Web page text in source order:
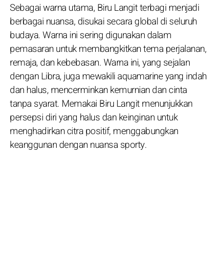
Sebagai warna utama, Biru Langit terbagi menjadi
berbagai nuansa, disukai secara global di seluruh
budaya. Warna ini sering digunakan dalam
pemasaran untuk membangkitkan tema perjalanan,
remaja, dan kebebasan. Warna ini, yang sejalan
dengan Libra, juga mewakili aquamarine yang indah
dan halus, mencerminkan kemurnian dan cinta
tanpa syarat. Memakai Biru Langit menunjukkan
persepsi diri yang halus dan keinginan untuk
menghadirkan citra positif, menggabungkan
keanggunan dengan nuansa sporty.